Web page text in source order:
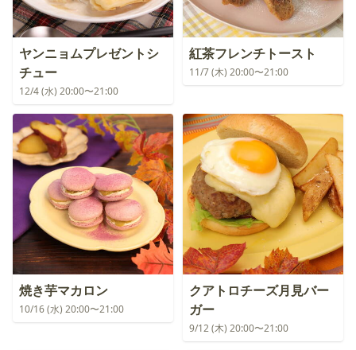
ヤンニョムプレゼントシ
チュー
12/4 (水) 20:00〜21:00
紅茶フレンチトースト
11/7 (木) 20:00〜21:00
焼き芋マカロン
10/16 (水) 20:00〜21:00
クアトロチーズ月見バー
ガー
9/12 (木) 20:00〜21:00